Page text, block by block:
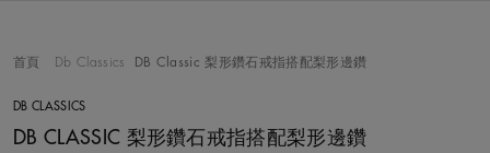
首頁 Db Classics DB Classic 梨形鑽石戒指搭配梨形邊鑽
DB CLASSICS
DB CLASSIC 梨形鑽石戒指搭配梨形邊鑽